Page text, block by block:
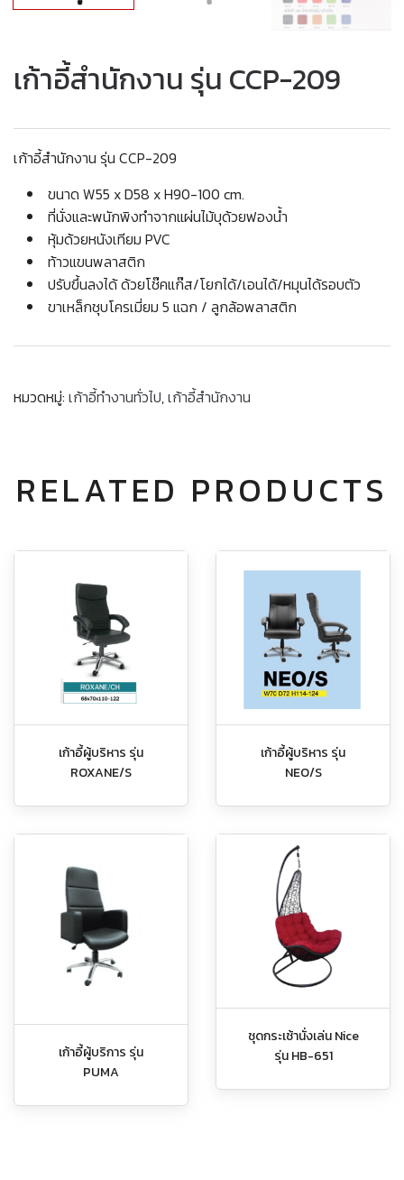
เก้าอี้สำนักงาน รุ่น CCP-209
เก้าอี้สำนักงาน รุ่น CCP-209
ขนาด W55 x D58 x H90-100 cm.
ที่นั่งและพนักพิงทำจากแผ่นไม้บุด้วยฟองน้ำ
หุ้มด้วยหนังเทียม PVC
ท้าวแขนพลาสติก
ปรับขึ้นลงได้ ด้วยโช๊คแก๊ส/โยกได้/เอนได้/หมุนได้รอบตัว
ขาเหล็กชุบโครเมี่ยม 5 แฉก / ลูกล้อพลาสติก
หมวดหมู่: เก้าอี้ทำงานทั่วไป,เก้าอี้สำนักงาน
RELATED PRODUCTS
เก้าอี้ผู้บริหาร รุ่น
ROXANE/S
เก้าอี้ผู้บริหาร รุ่น
NEO/S
เก้าอี้ผู้บริการ รุ่น
PUMA
ชุดกระเช้านั่งเล่น Nice
รุ่น HB-651